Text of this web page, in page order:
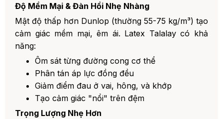
Độ Mềm Mại & Đàn Hồi Nhẹ Nhàng
Mật độ thấp hơn Dunlop (thường 55-75 kg/m³) tạo
cảm giác mềm mại, êm ái. Latex Talalay có khả
năng:
Ôm sát từng đường cong cơ thể
Phân tán áp lực đồng đều
Giảm điểm đau ở vai, hông, và khớp
Tạo cảm giác "nổi" trên đệm
Trọng Lượng Nhẹ Hơn